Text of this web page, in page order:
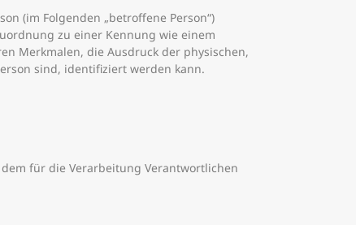
(im Folgenden „betroffene Person“)
zu einer Kennung wie einem
Merkmalen, die Ausdruck der physischen,
sind, identifiziert werden kann.
für die Verarbeitung Verantwortlichen